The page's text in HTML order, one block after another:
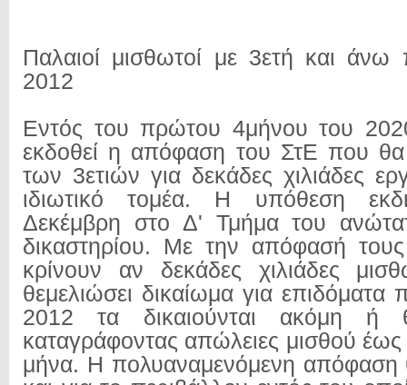
Παλαιοί μισθωτοί με 3ετή και άνω
2012
Εντός του πρώτου 4μήνου του
εκδοθεί η απόφαση του ΣτΕ που θα
των 3ετιών για δεκάδες χιλιάδες
ιδιωτικό τομέα. Η υπόθεση
Δεκέμβρη στο Δ' Τμήμα του
δικαστηρίου. Με την απόφασή
κρίνουν αν δεκάδες χιλιάδες
θεμελιώσει δικαίωμα για επιδόματα
2012 τα δικαιούνται ακόμη
καταγράφοντας απώλειες μισθού
μήνα. Η πολυαναμενόμενη απόφαση